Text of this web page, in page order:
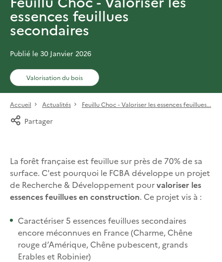
essences feuillues
secondaires
Publié le 30 Janvier 2026
Valorisation du bois
Accueil Actualités Feuillu Choc - Valoriser les essences feuillues...
Partager
La forêt française est feuillue sur près de 70% de sa
surface. C'est pourquoi le FCBA développe un projet
de Recherche & Développement pourvaloriser les
essences feuillues en construction. Ce projet vis à :
Caractériser 5 essences feuillues secondaires
encore méconnues en France (Charme, Chêne
rouge d’Amérique, Chêne pubescent, grands
Erables et Robinier)